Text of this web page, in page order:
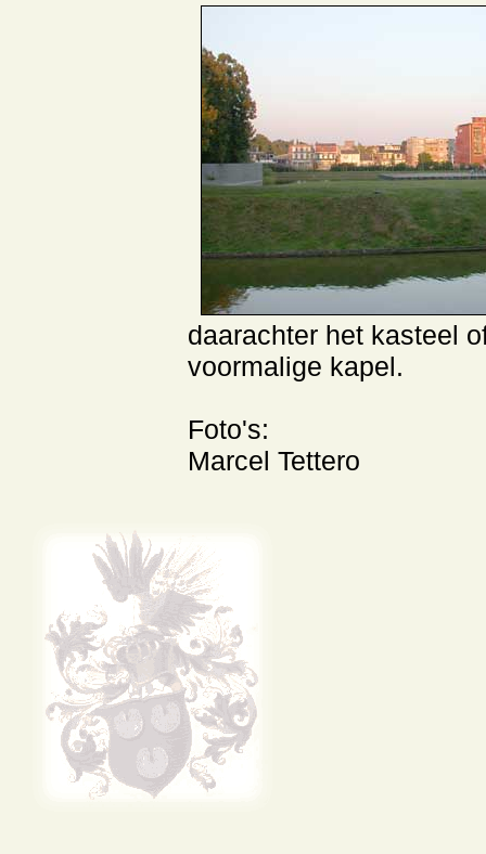
daarachter het kasteel
voormalige kapel.
Foto's:
Marcel Tettero